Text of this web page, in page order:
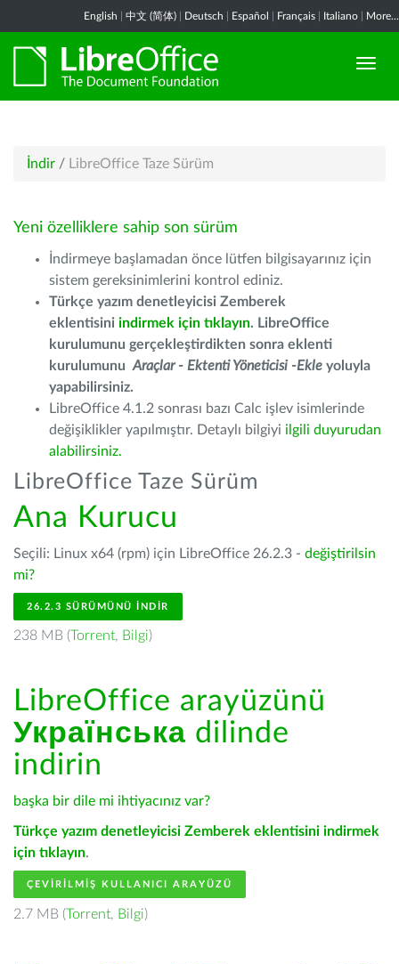
English 中文 (简体) Deutsch Español Français Italiano More...
İndir / LibreOffice Taze Sürüm
Yeni özelliklere sahip son sürüm
İndirmeye başlamadan önce lütfen bilgisayarınız için
sistem gereksinimlerini kontrol ediniz.
Türkçe yazım denetleyicisi Zemberek
eklentisini indirmek için tıklayın. LibreOffice
kurulumunu gerçekleştirdikten sonra eklenti
kurulumunu Araçlar - Ektenti Yöneticisi -Ekle yoluyla
yapabilirsiniz.
LibreOffice 4.1.2 sonrası bazı Calc işlev isimlerinde
değişiklikler yapılmıştır. Detaylı bilgiyi ilgili duyurudan
alabilirsiniz.
LibreOffice Taze Sürüm
Ana Kurucu
Seçili: Linux x64 (rpm) için LibreOffice 26.2.3 - değiştirilsin
mi?
26.2.3 SÜRÜMÜNÜ İNDIR
238 MB (Torrent, Bilgi)
LibreOffice arayüzünü
Українська dilinde
indirin
başka bir dile mi ihtiyacınız var?
Türkçe yazım denetleyicisi Zemberek eklentisini indirmek
için tıklayın.
ÇEVIRILMIŞ KULLANICI ARAYÜZÜ
2.7 MB (Torrent, Bilgi)